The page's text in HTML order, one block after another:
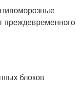
преждевременного
блоков